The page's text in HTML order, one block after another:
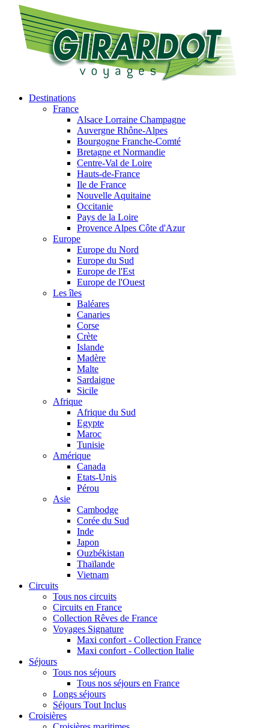
Destinations
France
Alsace Lorraine Champagne
Auvergne Rhône-Alpes
Bourgogne Franche-Comté
Bretagne et Normandie
Centre-Val de Loire
Hauts-de-France
Ile de France
Nouvelle Aquitaine
Occitanie
Pays de la Loire
Provence Alpes Côte d'Azur
Europe
Europe du Nord
Europe du Sud
Europe de l'Est
Europe de l'Ouest
Les îles
Baléares
Canaries
Corse
Crète
Islande
Madère
Malte
Sardaigne
Sicile
Afrique
Afrique du Sud
Egypte
Maroc
Tunisie
Amérique
Canada
Etats-Unis
Pérou
Asie
Cambodge
Corée du Sud
Inde
Japon
Ouzbékistan
Thaïlande
Vietnam
Circuits
Tous nos circuits
Circuits en France
Collection Rêves de France
Voyages Signature
Maxi confort - Collection France
Maxi confort - Collection Italie
Séjours
Tous nos séjours
Tous nos séjours en France
Longs séjours
Séjours Tout Inclus
Croisières